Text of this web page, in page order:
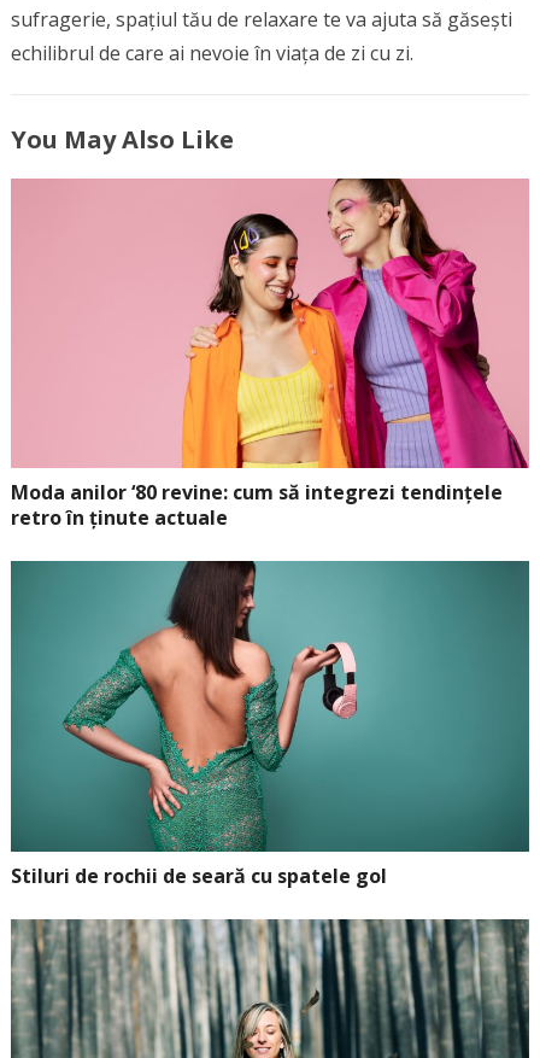
sufragerie, spațiul tău de relaxare te va ajuta să găsești
echilibrul de care ai nevoie în viața de zi cu zi.
You May Also Like
Moda anilor ‘80 revine: cum să integrezi tendințele
retro în ținute actuale
Stiluri de rochii de seară cu spatele gol